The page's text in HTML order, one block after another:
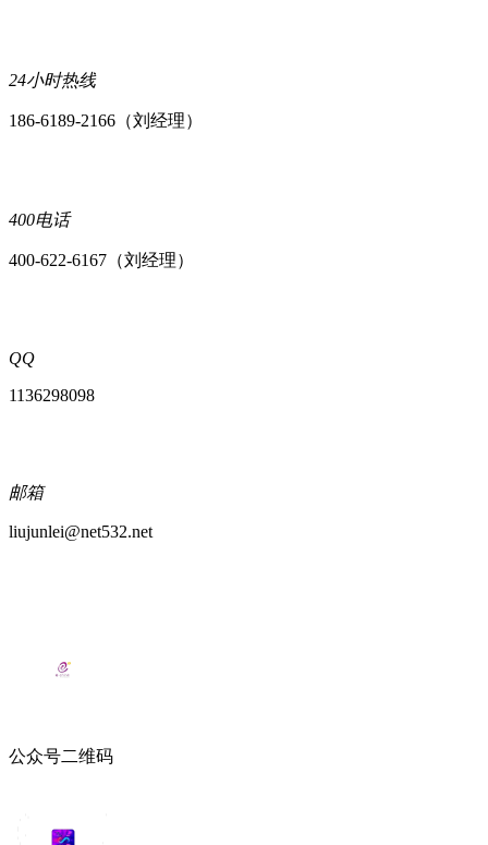
24小时热线
186-6189-2166（刘经理）
400电话
400-622-6167（刘经理）
QQ
1136298098
邮箱
liujunlei@net532.net
公众号二维码